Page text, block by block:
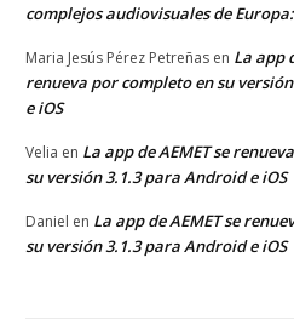
complejos audiovisuales de
Maria Jesús Pérez Petreñas en La app
renueva por completo en su
e iOS
Velia en La app de AEMET se
su versión 3.1.3 para Android e iOS
Daniel en La app de AEMET se
su versión 3.1.3 para Android e iOS